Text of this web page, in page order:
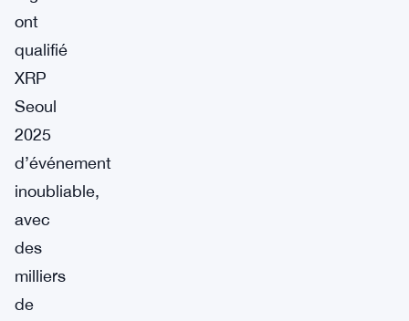
ont
qualifié
XRP
Seoul
2025
d’événement
inoubliable,
avec
des
milliers
de